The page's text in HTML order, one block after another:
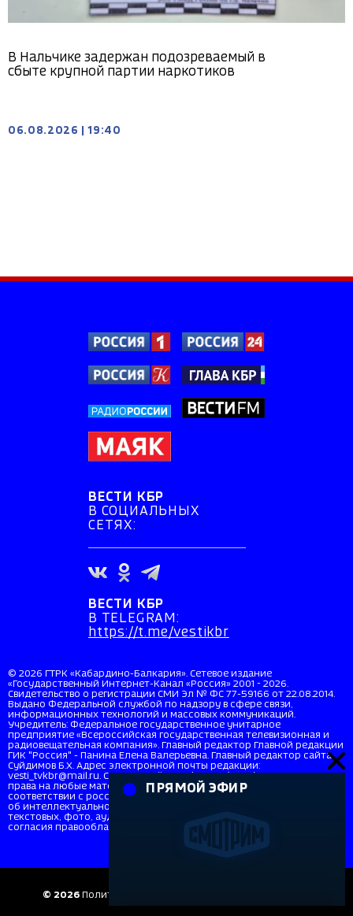
В Нальчике задержан подозреваемый в
сбыте крупной партии наркотиков
06.08.2026 19:40
ВЕСТИ КБР
В СОЦИАЛЬНЫХ
СЕТЯХ:
ВЕСТИ КБР
В TELEGRAM:
https://t.me/vestikbr
© 2026 ГТРК «Кабардино-Балкария». Сетевое издание
«Государственный Интернет-Канал «Россия» 2001 - 2026.
Свидетельство о регистрации СМИ Эл № ФС 77-59166 от 22.08.2014.
Выдано Федеральной службой по надзору в сфере связи,
информационных технологий и массовых коммуникаций.
Учредитель: Федеральное государственное унитарное
предприятие «Всероссийская государственная телевизионная и
радиовещательная компания». Главный редактор Главной редакции
ГИК "Россия" - Панина Елена Валерьевна. Главный редактор сайта
Суйдимов Б.Х. Адрес электронной почты редакции:
vesti_tvkbr@mail.ru. Справочный телефон: +7 (8662) 40-36-33. Все
права на любые материалы, опубликованные на сайте, защищены в
соответствии с российским и международным законодательством
об интеллектуальной собственности. Любое использование
текстовых, фото, аудио и видеоматериалов возможно только с
согласия правообладателя (ВГТРК). Для детей старше 16 лет (16+).
© 2026 Политика в отношении персональных данных
ПРЯМОЙ ЭФИР